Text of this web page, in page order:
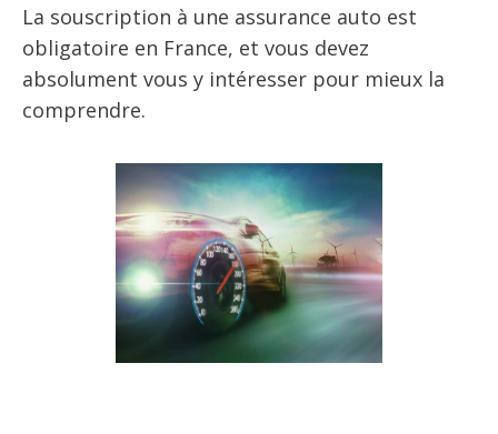
La souscription à une assurance auto est
obligatoire en France, et vous devez
absolument vous y intéresser pour mieux la
comprendre.